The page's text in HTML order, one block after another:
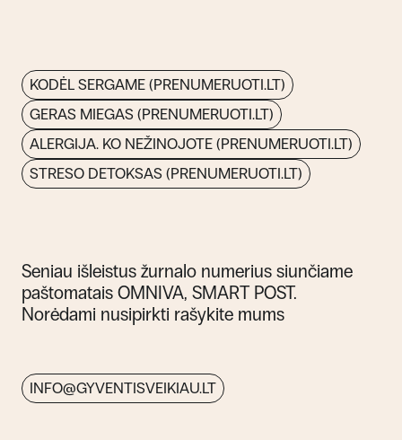
KODĖL SERGAME (PRENUMERUOTI.LT)
GERAS MIEGAS (PRENUMERUOTI.LT)
ALERGIJA. KO NEŽINOJOTE (PRENUMERUOTI.LT)
STRESO DETOKSAS (PRENUMERUOTI.LT)
Seniau išleistus žurnalo numerius siunčiame
paštomatais OMNIVA, SMART POST.
Norėdami nusipirkti rašykite mums
INFO@GYVENTISVEIKIAU.LT